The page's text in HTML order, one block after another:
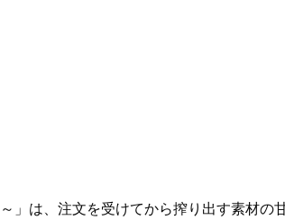
」は、注文を受けてから搾り出す素材の